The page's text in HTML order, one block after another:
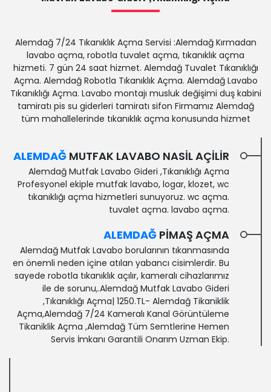
Alemdağ 7/24 Tıkanıklık Açma Servisi :Alemdağ Kırmadan
lavabo açma, robotla tuvalet açma, tıkanıklık açma
hizmeti. 7 gün 24 saat hizmet. Alemdağ Tuvalet Tıkanıklığı
Açma. Alemdağ Robotla Tıkanıklık Açma. Alemdağ Lavabo
Tıkanıklığı Açma. Lavabo montajı musluk değişimi duş kabini
tamiratı pis su giderleri tamiratı sifon Firmamız Alemdağ
tüm mahallelerinde tıkanıklık açma konusunda hizmet
ALEMDAĞ MUTFAK LAVABO NASIL AÇILIR
Alemdağ Mutfak Lavabo Gideri ,Tıkanıklığı Açma
Profesyonel ekiple mutfak lavabo, logar, klozet, wc
tıkanıklığı açma hizmetleri sunuyoruz. wc açma.
tuvalet açma. lavabo açma.
ALEMDAĞ PIMAŞ AÇMA
Alemdağ Mutfak Lavabo borularının tıkanmasında
en önemli neden içine atılan yabancı cisimlerdir. Bu
sayede robotla tıkanıklık açılır, kameralı cihazlarımız
ile de sorunu,.Alemdağ Mutfak Lavabo Gideri
,Tıkanıklığı Açma| 1250.TL- Alemdağ Tikaniklik
Açma,Alemdağ 7/24 Kameralı Kanal Görüntüleme‎
Tikaniklik Açma ,Alemdağ Tüm Semtlerine Hemen
Servis İmkanı Garantili Onarım Uzman Ekip.